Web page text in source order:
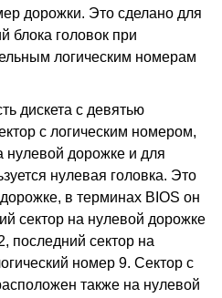
дорожки. Это сделано для
блока головок при
логическим номерам
дискета с девятью
с логическим номером,
дорожке и для
нулевая головка. Это
в терминах BIOS он
сектор на нулевой дорожке
последний сектор на
номер 9. Сектор с
также на нулевой